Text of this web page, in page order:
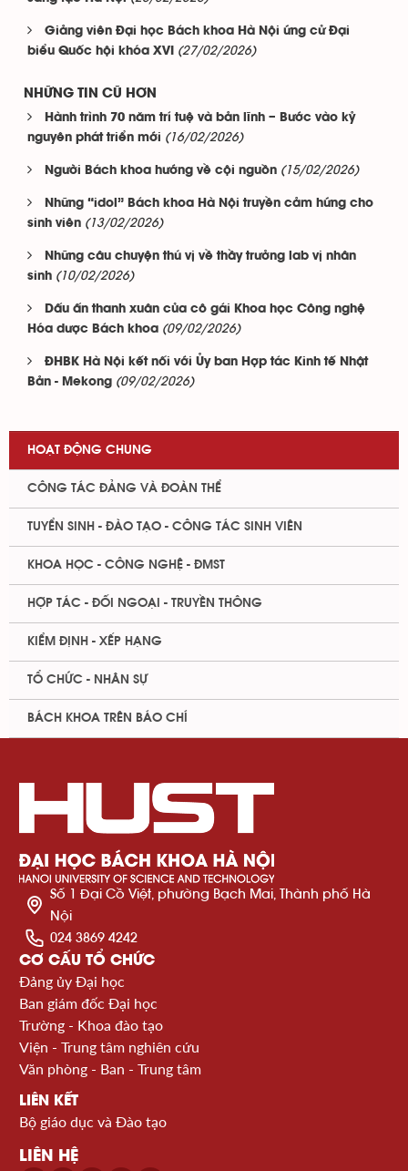
Giảng viên Đại học Bách khoa Hà Nội ứng cử Đại
biểu Quốc hội khóa XVI
(27/02/2026)
NHỮNG TIN CŨ HƠN
Hành trình 70 năm trí tuệ và bản lĩnh – Bước vào kỷ
nguyên phát triển mới (16/02/2026)
Người Bách khoa hướng về cội nguồn (15/02/2026)
Những “idol” Bách khoa Hà Nội truyền cảm hứng cho
sinh viên (13/02/2026)
Những câu chuyện thú vị về thầy trưởng lab vị nhân
sinh (10/02/2026)
Dấu ấn thanh xuân của cô gái Khoa học Công nghệ
Hóa dược Bách khoa (09/02/2026)
ĐHBK Hà Nội kết nối với Ủy ban Hợp tác Kinh tế Nhật
Bản - Mekong (09/02/2026)
HOẠT ĐỘNG CHUNG
CÔNG TÁC ĐẢNG VÀ ĐOÀN THỂ
TUYỂN SINH - ĐÀO TẠO - CÔNG TÁC SINH VIÊN
KHOA HỌC - CÔNG NGHỆ - ĐMST
HỢP TÁC - ĐỐI NGOẠI - TRUYỀN THÔNG
KIỂM ĐỊNH - XẾP HẠNG
TỔ CHỨC - NHÂN SỰ
BÁCH KHOA TRÊN BÁO CHÍ
Số 1 Đại Cồ Việt, phường Bạch Mai, Thành phố Hà
Nội
024 3869 4242
CƠ CẤU TỔ CHỨC
Đảng ủy Đại học
Ban giám đốc Đại học
Trường - Khoa đào tạo
Viện - Trung tâm nghiên cứu
Văn phòng - Ban - Trung tâm
LIÊN KẾT
Bộ giáo dục và Đào tạo
LIÊN HỆ